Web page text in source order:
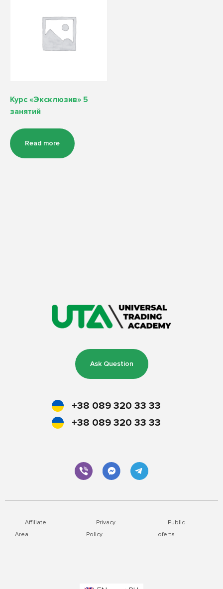
Курс «Эксклюзив» 5
занятий
Read more
Ask Question
+38 089 320 33 33
+38 089 320 33 33
Affiliate
Area
Privacy
Policy
Public
oferta